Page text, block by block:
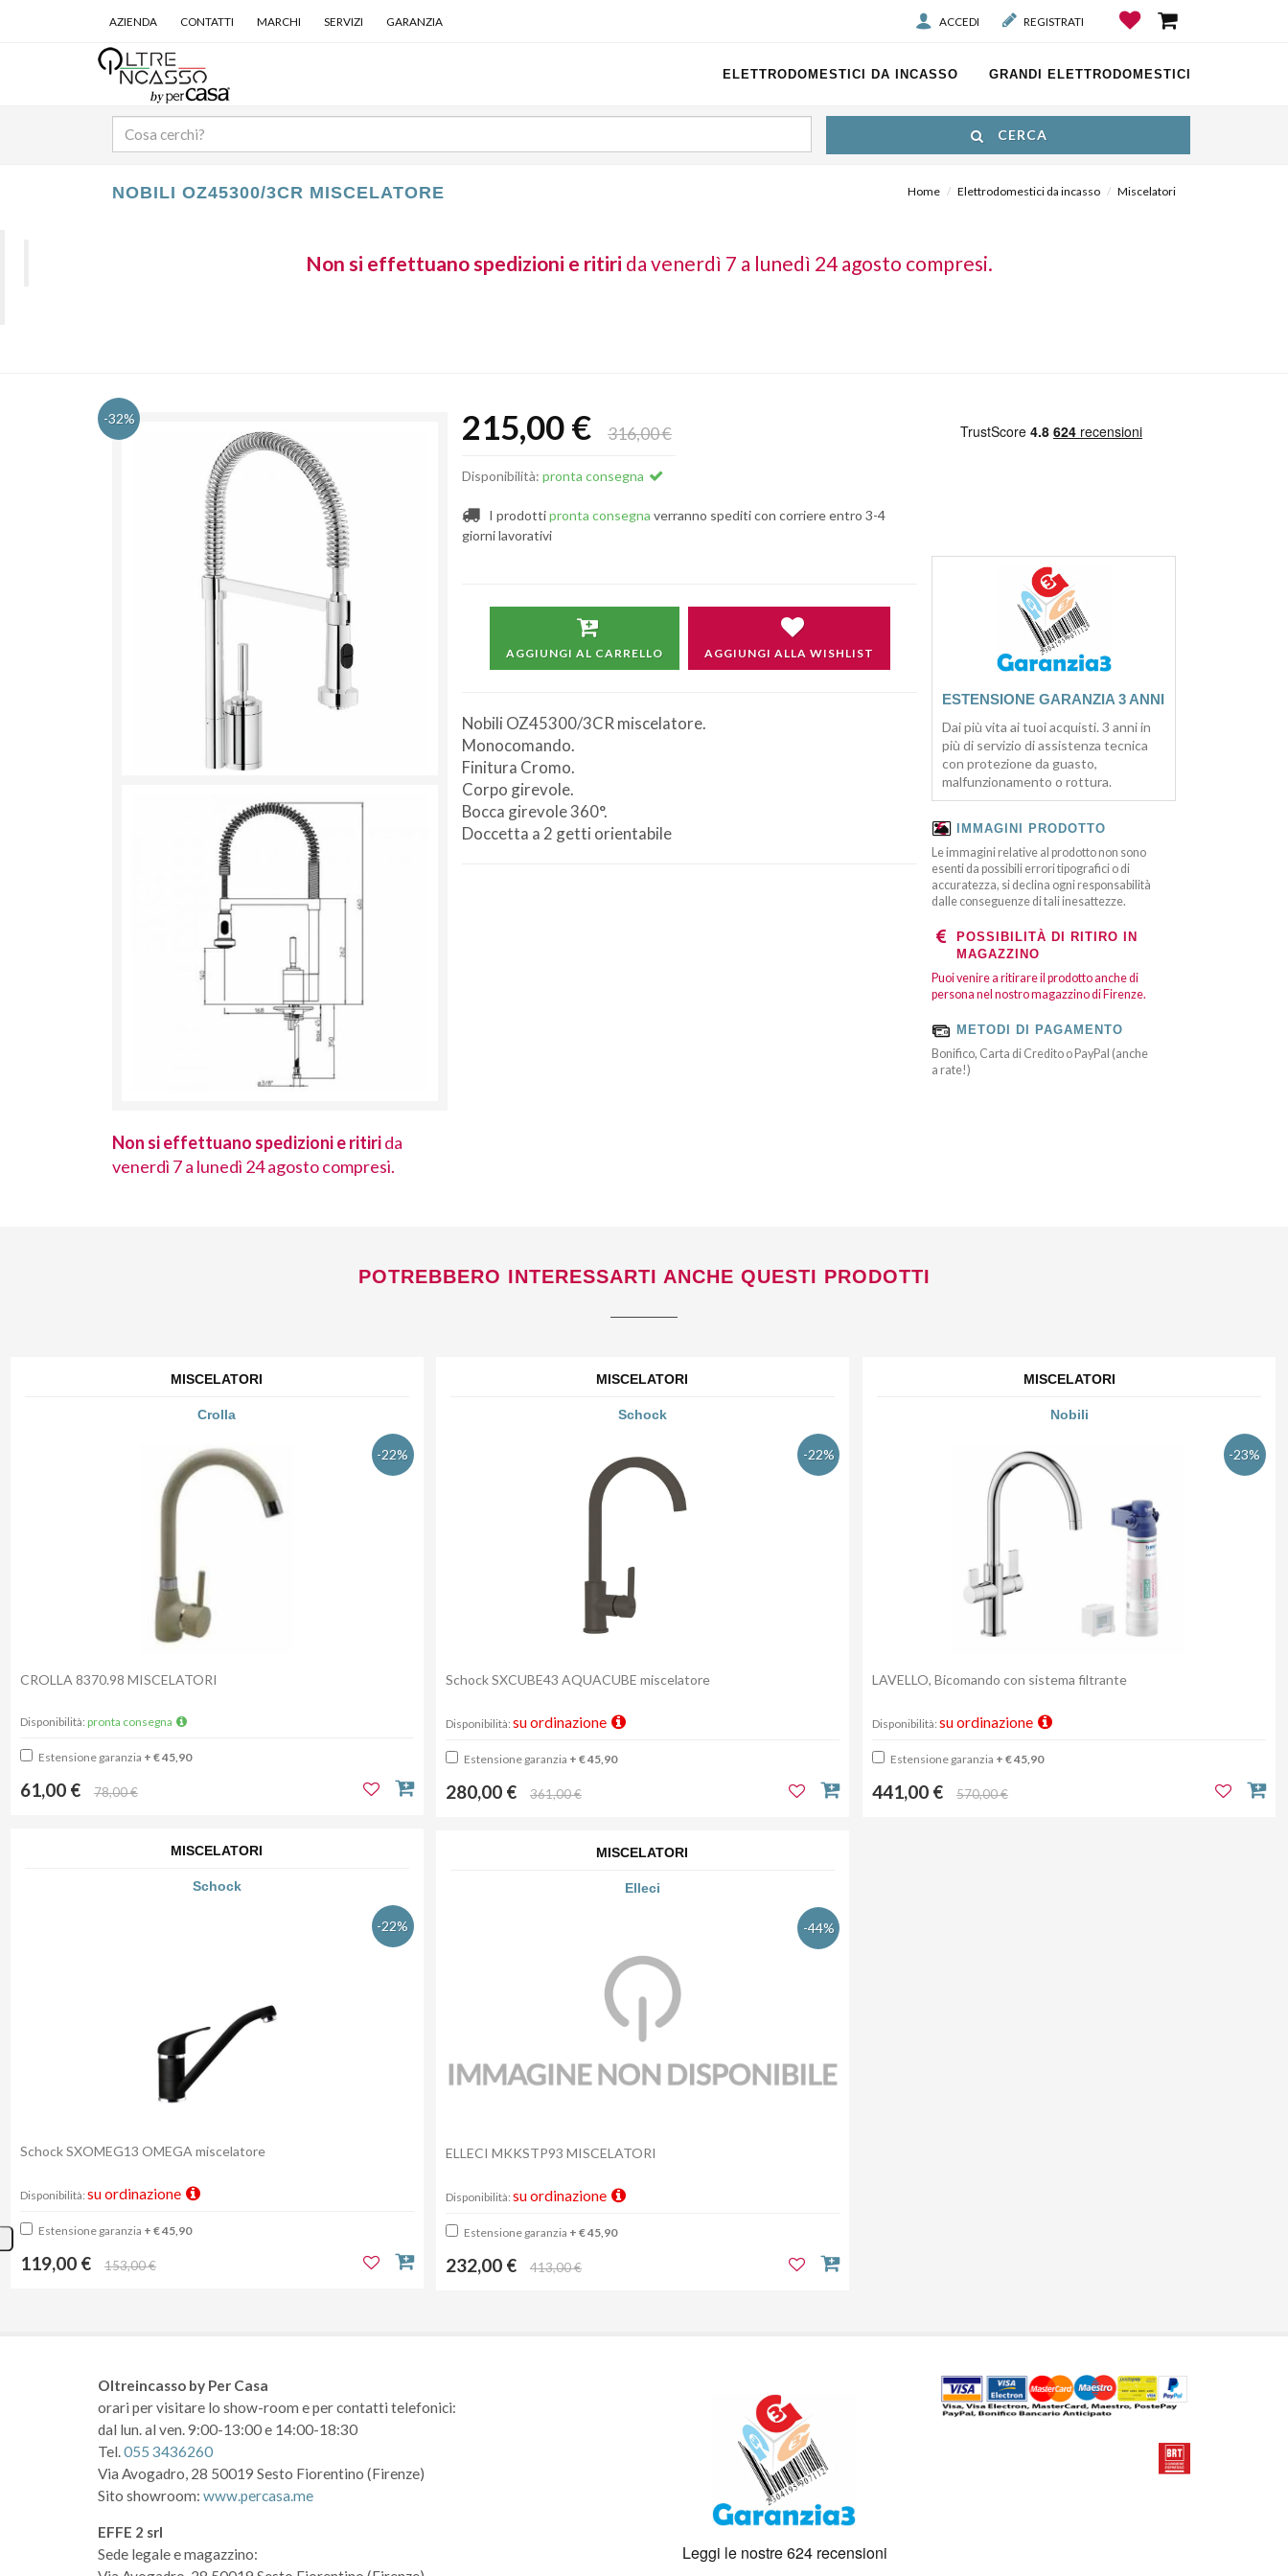
AZIENDA CONTATTI MARCHI SERVIZI GARANZIA ACCEDI REGISTRATI
ELETTRODOMESTICI DA INCASSO GRANDI ELETTRODOMESTICI
CERCA
NOBILI OZ45300/3CR MISCELATORE Home Elettrodomestici da incasso Miscelatori
Non si effettuano spedizioni e ritiri da venerdì 7 a lunedì 24 agosto compresi.
-32%
Non si effettuano spedizioni e ritirida
venerdì 7 a lunedì 24 agosto compresi.
215,00 € 316,00 €
Disponibilità: pronta consegna
I prodottipronta consegna verranno spediti con corriere entro 3-4
giorni lavorativi
AGGIUNGI AL CARRELLO AGGIUNGI ALLA WISHLIST
Nobili OZ45300/3CR miscelatore.
Monocomando.
Finitura Cromo.
Corpo girevole.
Bocca girevole 360°.
Doccetta a 2 getti orientabile
ESTENSIONE GARANZIA 3 ANNI
Dai più vita ai tuoi acquisti. 3 anni in
più di servizio di assistenza tecnica
con protezione da guasto,
malfunzionamento o rottura.
IMMAGINI PRODOTTO
Le immagini relative al prodotto non sono
esenti da possibili errori tipografici o di
accuratezza, si declina ogni responsabilità
dalle conseguenze di tali inesattezze.
POSSIBILITÀ DI RITIRO IN
MAGAZZINO
Puoi venire a ritirare il prodotto anche di
persona nel nostro magazzino di Firenze.
METODI DI PAGAMENTO
Bonifico, Carta di Credito o PayPal (anche
a rate!)
POTREBBERO INTERESSARTI ANCHE QUESTI PRODOTTI
MISCELATORI
Crolla
-22%
CROLLA 8370.98 MISCELATORI
Disponibilità: pronta consegna
Estensione garanzia + € 45,90
61,00 € 78,00 €
MISCELATORI
Schock
-22%
Schock SXCUBE43 AQUACUBE miscelatore
Disponibilità: su ordinazione
Estensione garanzia + € 45,90
280,00 € 361,00 €
MISCELATORI
Nobili
-23%
LAVELLO, Bicomando con sistema filtrante
Disponibilità: su ordinazione
Estensione garanzia + € 45,90
441,00 € 570,00 €
MISCELATORI
Schock
-22%
Schock SXOMEG13 OMEGA miscelatore
Disponibilità: su ordinazione
Estensione garanzia + € 45,90
119,00 € 153,00 €
MISCELATORI
Elleci
-44%
ELLECI MKKSTP93 MISCELATORI
Disponibilità: su ordinazione
Estensione garanzia + € 45,90
232,00 € 413,00 €
Oltreincasso by Per Casa
orari per visitare lo show-room e per contatti telefonici:
dal lun. al ven. 9:00-13:00 e 14:00-18:30
Tel.055 3436260
Via Avogadro, 28 50019 Sesto Fiorentino (Firenze)
Sito showroom: www.percasa.me
EFFE 2 srl
Sede legale e magazzino: